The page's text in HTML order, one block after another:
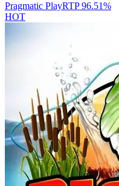
Pragmatic PlayRTP96.51%
HOT